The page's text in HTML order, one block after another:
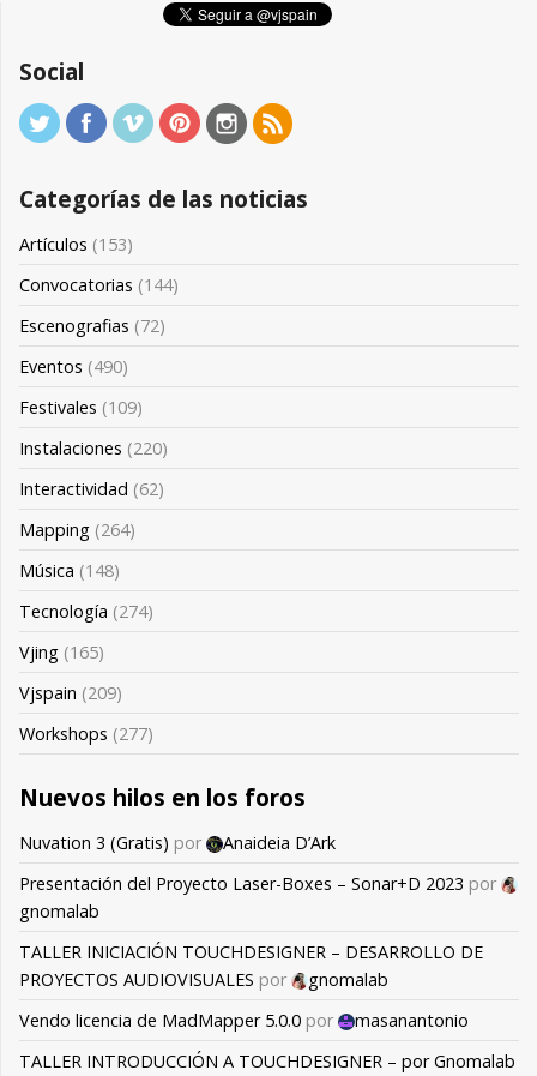
Social
Categorías de las noticias
Artículos (153)
Convocatorias (144)
Escenografias (72)
Eventos (490)
Festivales (109)
Instalaciones (220)
Interactividad (62)
Mapping (264)
Música (148)
Tecnología (274)
Vjing (165)
Vjspain (209)
Workshops (277)
Nuevos hilos en los foros
Nuvation 3 (Gratis) por
Anaideia D’Ark
Presentación del Proyecto Laser-Boxes – Sonar+D 2023 por
gnomalab
TALLER INICIACIÓN TOUCHDESIGNER – DESARROLLO DE
PROYECTOS AUDIOVISUALES por
gnomalab
Vendo licencia de MadMapper 5.0.0 por
masanantonio
TALLER INTRODUCCIÓN A TOUCHDESIGNER – por Gnomalab